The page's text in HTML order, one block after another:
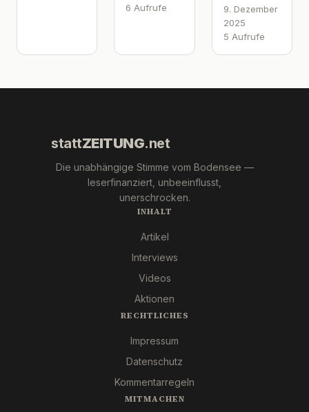
6 Aufrufe
9. Dezember
2025
5 Aufrufe
stattZEITUNG.net
Die unabhängige Stimme vom Bodensee —
leserfinanziert, unbeeinflusst,
unerschrocken.
INHALT
Artikel
Interviews
Videos
Aktionen
RECHTLICHES
Impressum
Datenschutz
Kommentarregeln
MITMACHEN